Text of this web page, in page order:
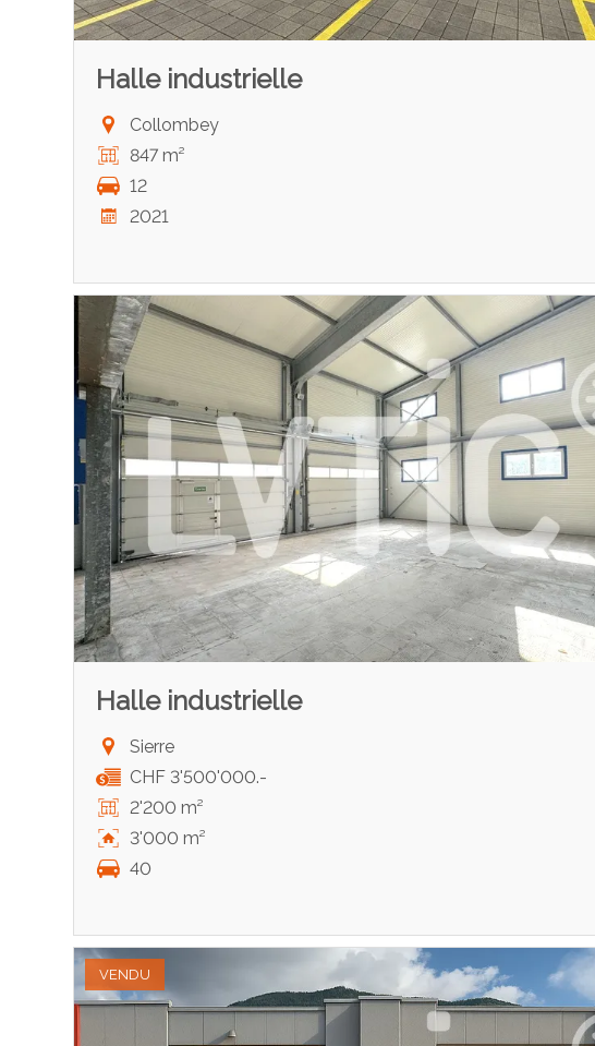
Halle industrielle
Collombey
847 m²
12
2021
Halle industrielle
Sierre
CHF 3'500'000.-
2'200 m²
3'000 m²
40
VENDU